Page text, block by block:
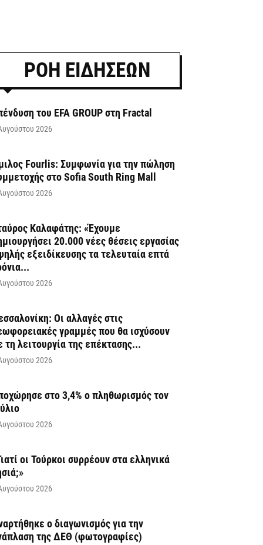
ΡΟΗ ΕΙΔΗΣΕΩΝ
του EFA GROUP στη Fractal
2026
Fourlis: Συμφωνία για την πώληση
στο Sofia South Ring Mall
2026
Καλαφάτης: «Έχουμε
20.000 νέες θέσεις εργασίας
εξειδίκευσης τα τελευταία επτά
2026
Οι αλλαγές στις
γραμμές που θα ισχύσουν
τη λειτουργία της επέκτασης...
2026
στο 3,4% ο πληθωρισμός τον
2026
οι Τούρκοι συρρέουν στα ελληνικά
2026
o διαγωνισμός για την
της ΔΕΘ (φωτογραφίες)